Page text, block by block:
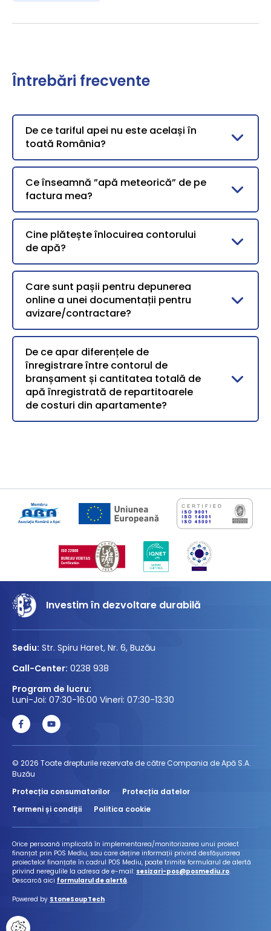
Întrebări frecvente
De ce tariful apei nu este același în
toată România?
Ce înseamnă ”apă meteorică” de pe
factura mea?
Cine plătește înlocuirea contorului
de apă?
Care sunt pașii pentru depunerea
online a unei documentații pentru
avizare/contractare?
De ce apar diferențele de
înregistrare între contorul de
branșament și cantitatea totală de
apă înregistrată de repartitoarele
de costuri din apartamente?
Investim în dezvoltare durabilă
Sediu: Str. Spiru Haret, Nr. 6, Buzău
Call-Center: 0238 938
Program de lucru:
Luni-Joi: 07:30-16:00 Vineri: 07:30-13:30
© 2026 Toate drepturile rezervate de către Compania de Apă S.A.
Buzău
Protecția consumatorilor
Protecția datelor
Termeni și condiții
Politica cookie
Orice persoană implicată în implementarea/monitorizarea unui proiect
finanțat prin POS Mediu, sau care deține informații privind desfășurarea
proiectelor finanțate în cadrul POS Mediu, poate trimite formularul de alertă
privind neregulile la adresa de e-mail: sesizari-pos@posmediu.ro.
Descarcă aici formularul de alertă.
Powered by StoneSoupTech